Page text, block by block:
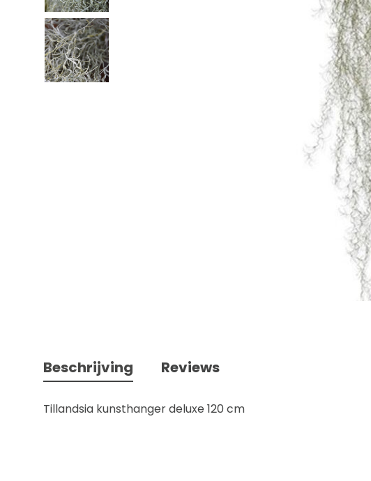
Beschrijving Reviews
Tillandsia kunsthanger deluxe 120 cm